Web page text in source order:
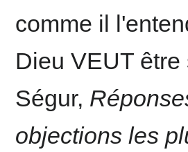
comme il
Dieu VEUT
Ségur,
objections les